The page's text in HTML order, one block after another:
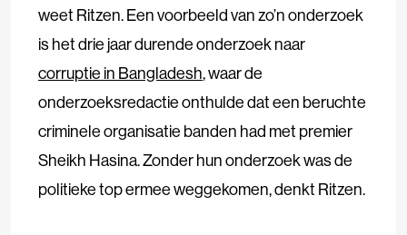
weet Ritzen. Een voorbeeld van zo’n onderzoek
is het drie jaar durende onderzoek naar
corruptie in Bangladesh, waar de
onderzoeksredactie onthulde dat een beruchte
criminele organisatie banden had met premier
Sheikh Hasina. Zonder hun onderzoek was de
politieke top ermee weggekomen, denkt Ritzen.